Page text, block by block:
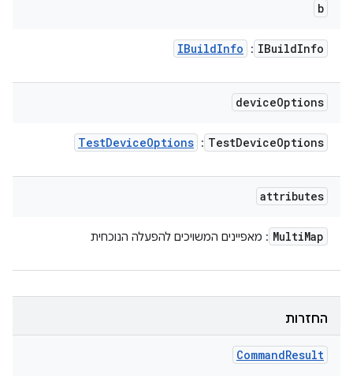
b
IBuildInfo
:
IBuildInfo
deviceOptions
TestDeviceOptions
:
TestDeviceOptions
attributes
MultiMap : מאפיינים המשויכים להפעלה הנוכחית
החזרות
CommandResult